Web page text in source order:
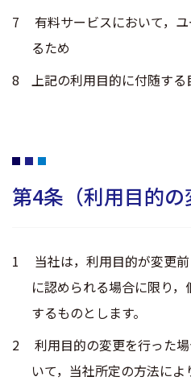
有料サービスにおいて，
るため
上記の利用目的に付随する
第4条（利用目的の
当社は，利用目的が変更
に認められる場合に限り
するものとします。
利用目的の変更を行った
いて，当社所定の方法によ